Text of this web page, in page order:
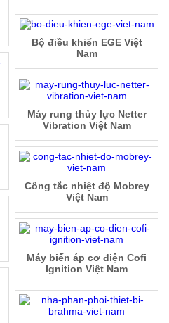
Bộ điều khiển EGE Việt
Nam
Máy rung thủy lực Netter
Vibration Việt Nam
Công tắc nhiệt độ Mobrey
Việt Nam
Máy biến áp cơ điện Cofi
Ignition Việt Nam